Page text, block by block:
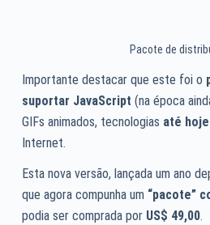
Pacote de
Importante destacar que este foi o
suportar JavaScript (na época
GIFs animados, tecnologias até
Internet.
Esta nova versão, lançada um ano
que agora compunha um “pacote”
podia ser comprada por US$ 49,00.